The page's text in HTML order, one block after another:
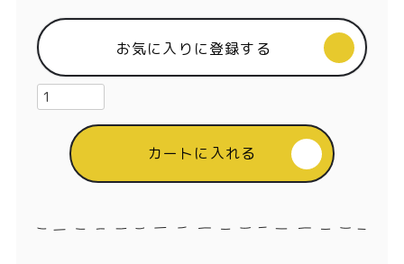
お気に入りに登録する
カートに入れる